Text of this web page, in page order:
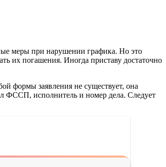
меры при нарушении графика. Но это
их погашения. Иногда приставу достаточно
формы заявления не существует, она
ФССП, исполнитель и номер дела. Следует